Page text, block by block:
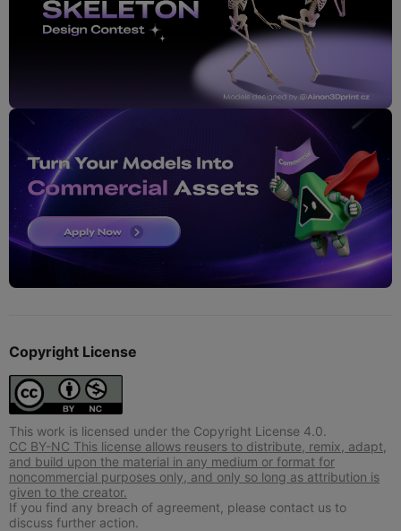
Copyright License
This work is licensed under the Copyright License 4.0.
CC BY-NC This license allows reusers to distribute, remix, adapt,
and build upon the material in any medium or format for
noncommercial purposes only, and only so long as attribution is
given to the creator.
If you find any breach of agreement, please contact us to
discuss further action.